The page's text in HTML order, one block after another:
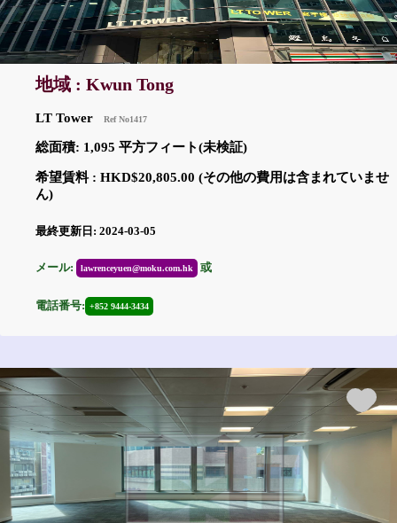
地域 : Kwun Tong
LT Tower Ref No1417
総面積: 1,095 平方フィート(未検証)
希望賃料 : HKD$20,805.00 (その他の費用は含まれていませ
ん)
最終更新日: 2024-03-05
メール: lawrenceyuen@moku.com.hk 或
電話番号: +852 9444-3434